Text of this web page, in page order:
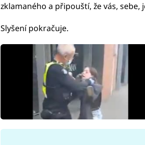
zklamaného a připouští, že vás,
Slyšení pokračuje.